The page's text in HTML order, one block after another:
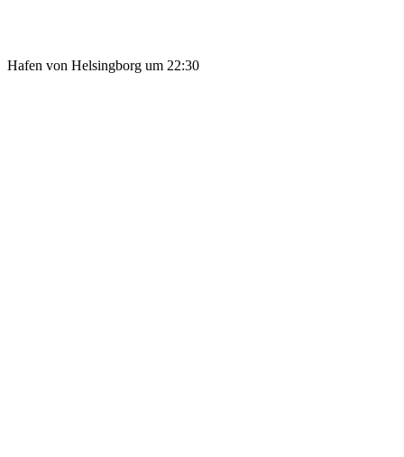
Hafen von Helsingborg um 22:30